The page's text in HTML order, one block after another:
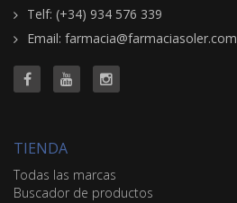
Telf: (+34) 934 576 339
Email: farmacia@farmaciasoler.com
TIENDA
Todas las marcas
Buscador de productos